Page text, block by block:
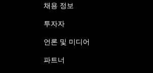
채용 정보
투자자
언론 및 미디어
파트너